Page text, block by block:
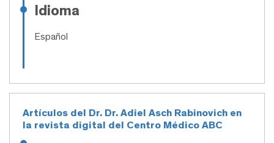
Idioma
Español
Artículos del Dr. Dr. Adiel Asch Rabinovich en
la revista digital del Centro Médico ABC